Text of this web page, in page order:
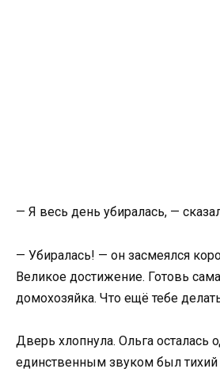
— Я весь день убиралась, —
— Убиралась! — он засмеялся
Великое достижение. Готовь
домохозяйка. Что ещё тебе
Дверь хлопнула. Ольга осталась
единственным звуком был тихий